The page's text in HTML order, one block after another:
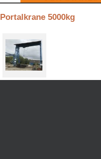
Portalkrane 5000kg